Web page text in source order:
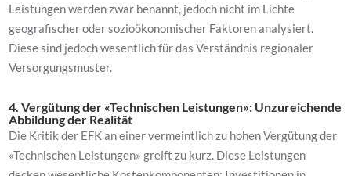
Leistungen werden zwar benannt, jedoch nicht im Lichte
geografischer oder sozioökonomischer Faktoren analysiert.
Diese sind jedoch wesentlich für das Verständnis regionaler
Versorgungsmuster.
4. Vergütung der «Technischen Leistungen»: Unzureichende
Abbildung der Realität
Die Kritik der EFK an einer vermeintlich zu hohen Vergütung der
«Technischen Leistungen» greift zu kurz. Diese Leistungen